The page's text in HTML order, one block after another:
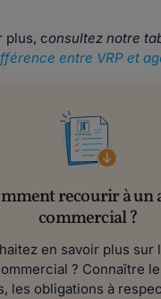
plus, consultez notre
entre VRP et
recourir à un
commercial ?
en savoir plus sur
? Connaître
les obligations à